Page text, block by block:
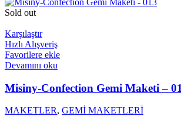
Sold out
Karşılaştır
Hızlı Alışveriş
Favorilere ekle
Devamını oku
Misiny-Confection Gemi Maketi –
MAKETLER, GEMİ MAKETLERİ